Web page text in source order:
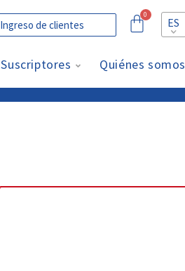
Ingreso de clientes ES
Suscriptores Quiénes somos